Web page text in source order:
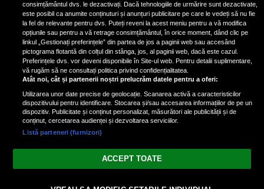
Nicki Minaj, acuzată de agresiune
de fostul manager: Detalii șocante
din proces
Nicki Minaj le-a lăudat pe...
Vezi varianta Desktop
consimțământul dvs. le dezactivați. Dacă tehnologiile de urmărire sunt dezactivate,
este posibil ca anumite conținuturi și anunțuri publicitare pe care le vedeți să nu fie
la fel de relevante pentru dvs. Puteți reveni la acest meniu pentru a vă modifica
opțiunile sau pentru a vă retrage consimțământul, în orice moment, dând clic pe
linkul „Gestionați preferințele” din partea de jos a paginii web sau accesând
pictograma flotantă din colțul din stânga, jos, al paginii web, dacă este cazul.
Preferințele dvs. vor deveni disponibile în Site-ul web. Pentru detalii suplimentare,
vă rugăm să ne consultați politica privind confidențialitatea.
Atât noi, cât și partenerii noștri prelucrăm datele pentru a oferi:
Utilizarea unor date precise de geolocație. Scanarea activă a caracteristicilor
dispozitivului pentru identificare. Stocarea și/sau accesarea informațiilor de pe un
dispozitiv. Publicitate și conținut personalizat, măsurători ale publicității și de
conținut, cercetarea audienței și dezvoltarea serviciilor.
Listă parteneri (furnizori)
ACCEPT TOATE